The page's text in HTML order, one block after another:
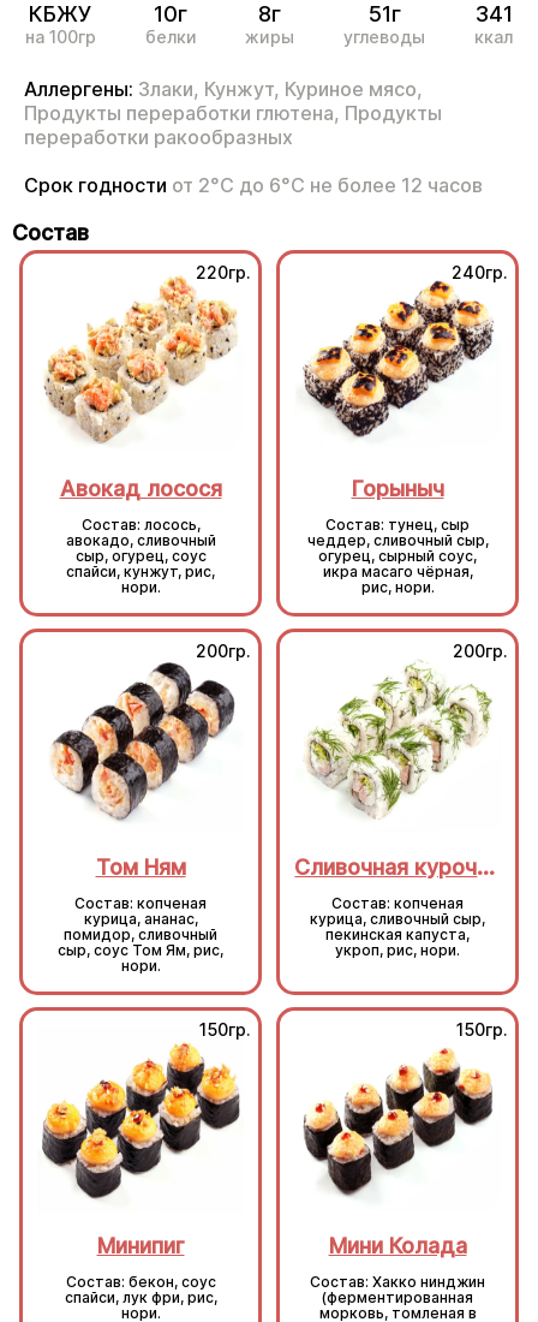
КБЖУ
на 100гр
10г
белки
8г
жиры
51г
углеводы
341
ккал
Аллергены: Злаки, Кунжут, Куриное мясо,
Продукты переработки глютена, Продукты
переработки ракообразных
Срок годности от 2°С до 6°С не более 12 часов
Состав
220гр.
Авокад лосося
Состав: лосось,
авокадо, сливочный
сыр, огурец, соус
спайси, кунжут, рис,
нори.
240гр.
Горыныч
Состав: тунец, сыр
чеддер, сливочный сыр,
огурец, сырный соус,
икра масаго чёрная,
рис, нори.
200гр.
Том Ням
Состав: копченая
курица, ананас,
помидор, сливочный
сыр, соус Том Ям, рис,
нори.
200гр.
Сливочная курочка
Состав: копченая
курица, сливочный сыр,
пекинская капуста,
укроп, рис, нори.
150гр.
Минипиг
Состав: бекон, соус
спайси, лук фри, рис,
нори.
150гр.
Мини Колада
Состав: Хакко нинджин
(ферментированная
морковь, томленая в